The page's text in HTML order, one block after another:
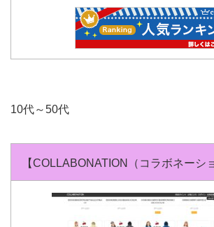
10代～50代
【COLLABONATION（コラボネーシ